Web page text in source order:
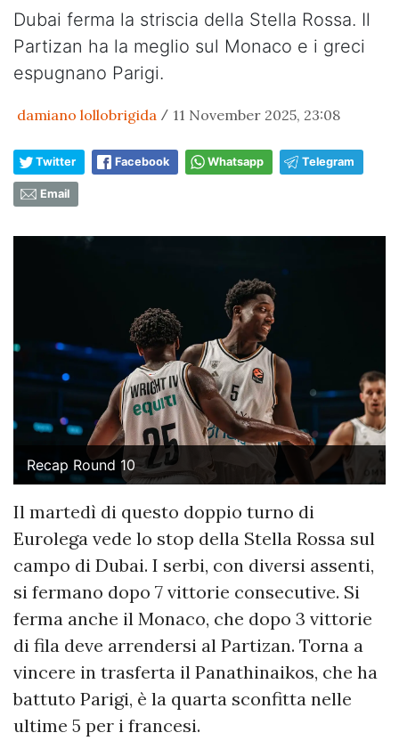
Dubai ferma la striscia della Stella Rossa. Il
Partizan ha la meglio sul Monaco e i greci
espugnano Parigi.
damiano lollobrigida / 11 November 2025, 23:08
Twitter Facebook Whatsapp Telegram
Email
Recap Round 10
Il martedì di questo doppio turno di
Eurolega vede lo stop della Stella Rossa sul
campo di Dubai. I serbi, con diversi assenti,
si fermano dopo 7 vittorie consecutive. Si
ferma anche il Monaco, che dopo 3 vittorie
di fila deve arrendersi al Partizan. Torna a
vincere in trasferta il Panathinaikos, che ha
battuto Parigi, è la quarta sconfitta nelle
ultime 5 per i francesi.